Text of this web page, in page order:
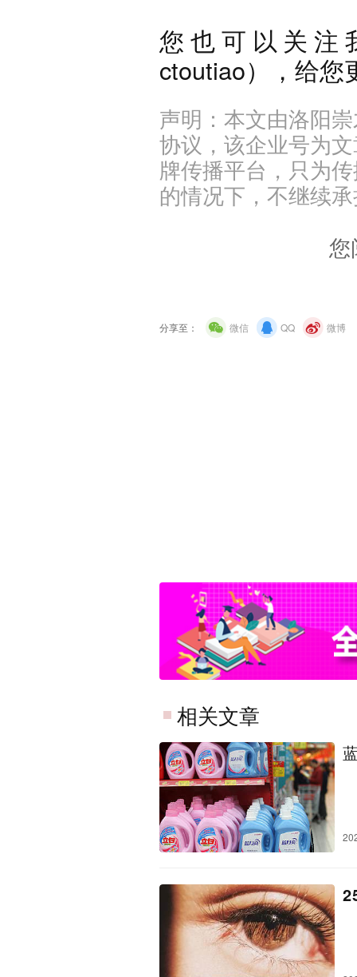
您也可以关注
ctoutiao），给您
声明：本文由洛阳
协议，该企业号为
牌传播平台，只为
的情况下，不继续
您
分享至： 微信 QQ 微博
相关文章